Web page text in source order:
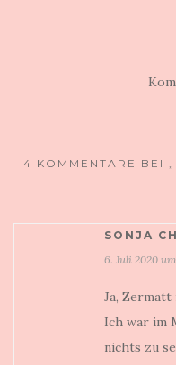
4 KOMMENTARE BEI
SONJA
6. Juli 2020
Ja,
Ich war im
nichts zu